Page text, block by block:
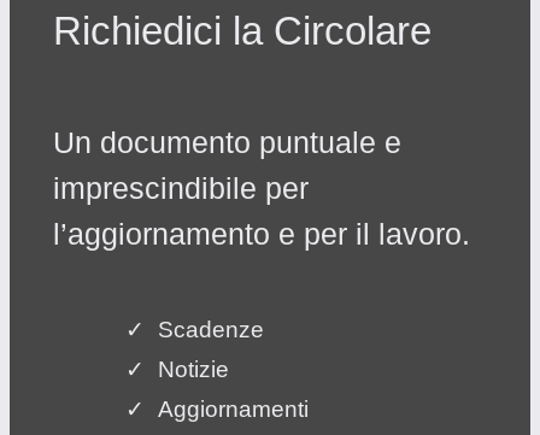
Richiedici la Circolare
Un documento puntuale e
imprescindibile per
l’aggiornamento e per il lavoro.
Scadenze
Notizie
Aggiornamenti